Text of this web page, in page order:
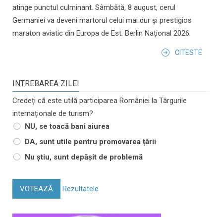
atinge punctul culminant. Sâmbătă, 8 august, cerul
Germaniei va deveni martorul celui mai dur și prestigios
maraton aviatic din Europa de Est: Berlin Național 2026.
CITESTE
INTREBAREA ZILEI
Credeți că este utilă participarea României la Târgurile
internaționale de turism?
NU, se toacă bani aiurea
DA, sunt utile pentru promovarea țării
Nu știu, sunt depășit de problemă
VOTEAZĂ Rezultatele